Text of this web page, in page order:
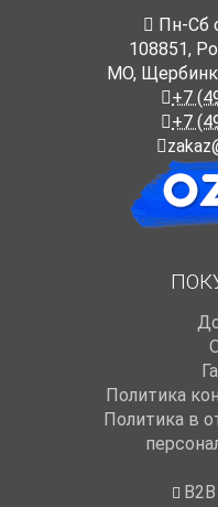
Пн-Cб
108851,
МО,
+7
+7
Политика
Политика в